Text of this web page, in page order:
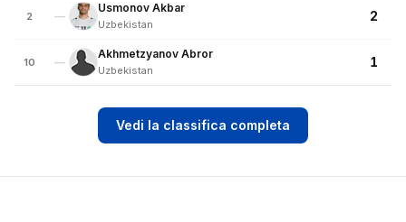
2 —
Usmonov Akbar
Uzbekistan
2
10 —
Akhmetzyanov Abror
Uzbekistan
1
Vedi la classifica completa